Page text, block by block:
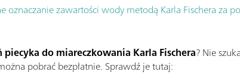
oznaczanie zawartości wody metodą Karla Fischera za
piecyka do miareczkowania Karla Fischera? Nie
pobrać bezpłatnie. Sprawdź je tutaj: